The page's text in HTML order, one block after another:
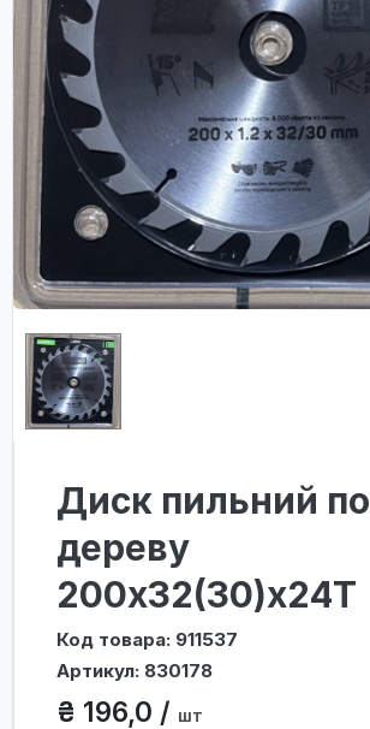
Диск пильний по
дереву
200х32(30)х24Т
Код товара: 911537
Артикул: 830178
₴ 196,0 / шт